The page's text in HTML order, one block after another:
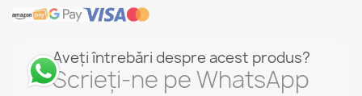
Aveți întrebări despre acest produs?
Scrieți-ne pe WhatsApp